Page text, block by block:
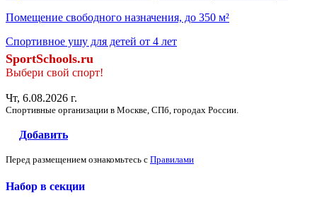
Помещение свободного назначения, до 350 м²
Спортивное ушу для детей от 4 лет
SportSchools.ru
Выбери свой спорт!
Чт, 6.08.2026 г.
Спортивные организации в Москве, СПб, городах России.
Добавить
Перед размещением ознакомьтесь с Правилами
Набор в секции